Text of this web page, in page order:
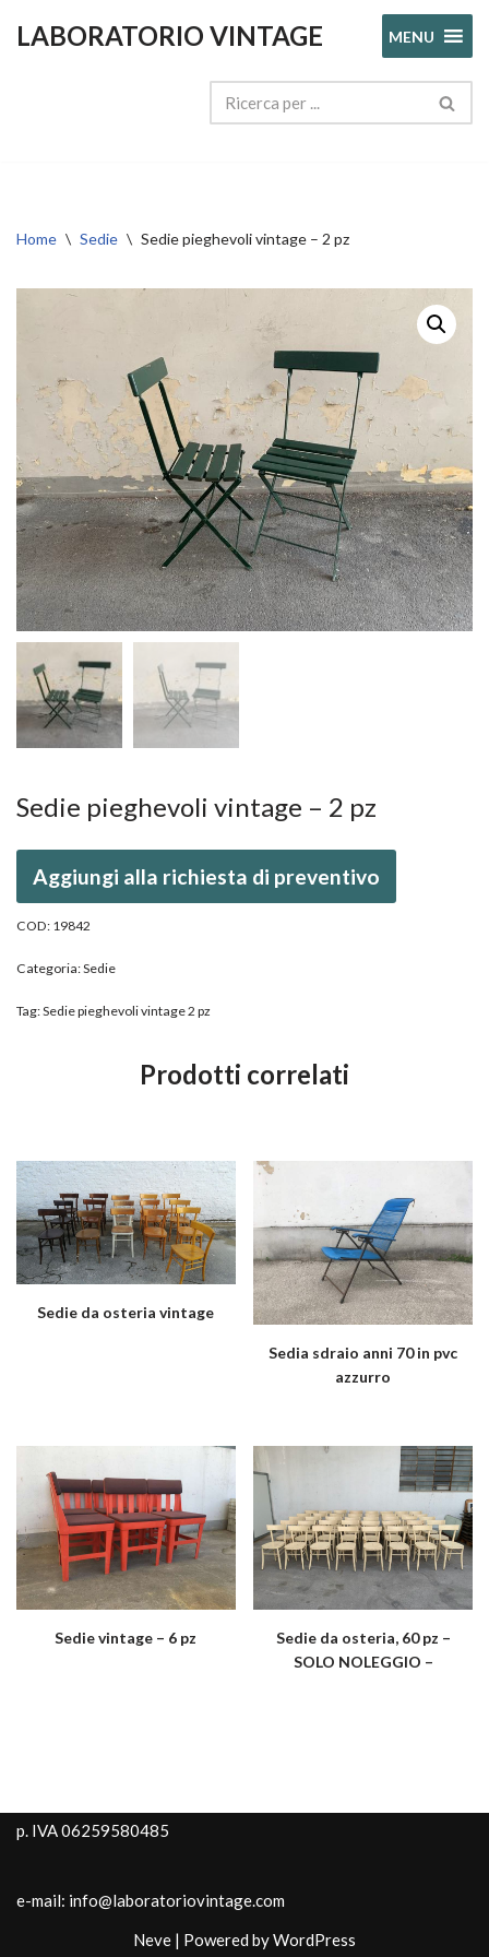
LABORATORIO VINTAGE MENU
Home \ Sedie \ Sedie pieghevoli vintage – 2 pz
Sedie pieghevoli vintage – 2 pz
Aggiungi alla richiesta di preventivo
COD: 19842
Categoria:Sedie
Tag:Sedie pieghevoli vintage 2 pz
Prodotti correlati
Sedie da osteria vintage
Sedia sdraio anni 70 in pvc
azzurro
Sedie vintage – 6 pz
Sedie da osteria, 60 pz –
SOLO NOLEGGIO –
p. IVA 06259580485
e-mail: info@laboratoriovintage.com
Neve | Powered byWordPress